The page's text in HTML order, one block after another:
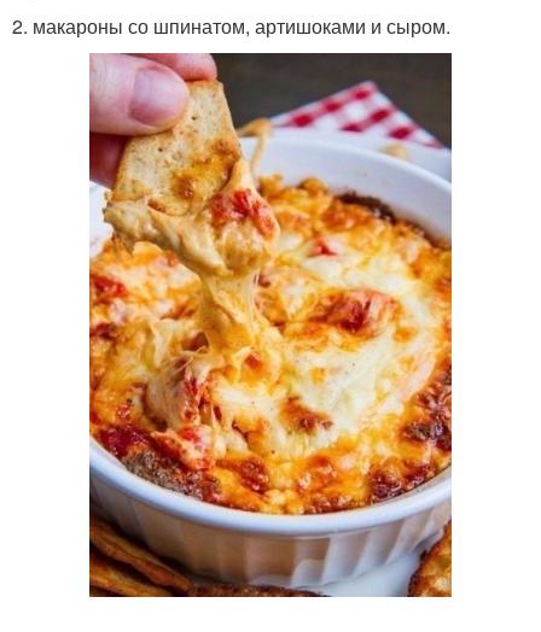
2. макароны со шпинатом, артишоками и сыром.